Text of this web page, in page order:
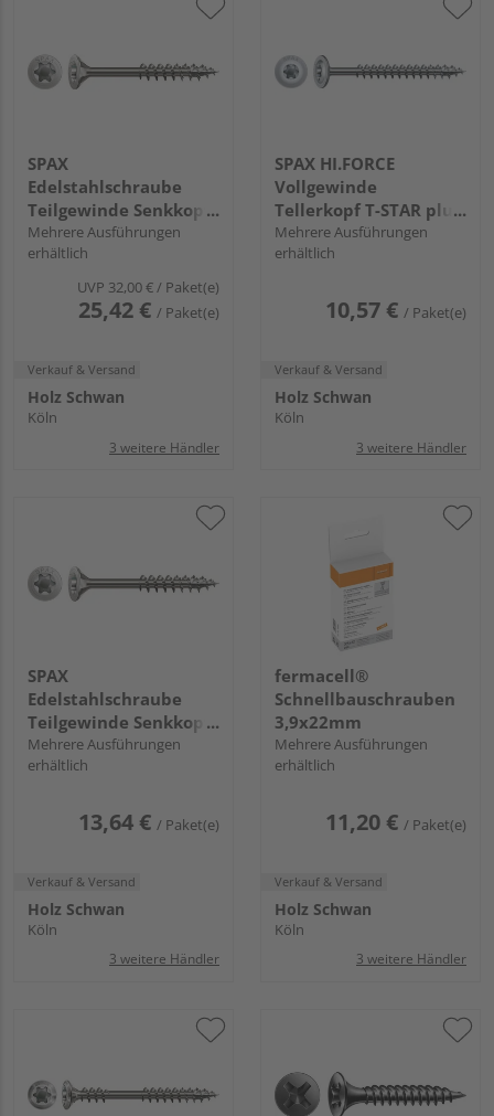
SPAX
Edelstahlschraube
Teilgewinde Senkkopf
T-STAR plus T30 4CUT
Edelstahl rostfrei A2
Mehrere Ausführungen
erhältlich
UVP 32,00 €/ Paket(e)
25,42 € / Paket(e)
Verkauf & Versand
Holz Schwan
Köln
3 weitere Händler
SPAX HI.FORCE
Vollgewinde
Tellerkopf T-STAR plus
T40 4CUT WIROX -
Großpack
Mehrere Ausführungen
erhältlich
10,57 € / Paket(e)
Verkauf & Versand
Holz Schwan
Köln
3 weitere Händler
SPAX
Edelstahlschraube
Teilgewinde Senkkopf
T-STAR plus T15 4CUT
Edelstahl rostfrei A2
Mehrere Ausführungen
erhältlich
13,64 € / Paket(e)
Verkauf & Versand
Holz Schwan
Köln
3 weitere Händler
fermacell®
Schnellbauschrauben
3,9x22mm
Mehrere Ausführungen
erhältlich
11,20 € / Paket(e)
Verkauf & Versand
Holz Schwan
Köln
3 weitere Händler